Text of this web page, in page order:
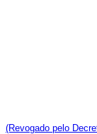
(Revogado pelo